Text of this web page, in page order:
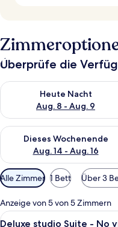
Überprüfe die
Heute Nacht
Aug. 8 - Aug. 9
Überprüfe die
Dieses Wochenende
Aug. 14 - Aug. 16
Überprüfe die
Verfügbare
Filter
für
Zimmer
Alle Zimmer 1 Bett Über 3
Anzeige von 5 von 5 Zimmern
Alle3
Deluxe studio Suite - No